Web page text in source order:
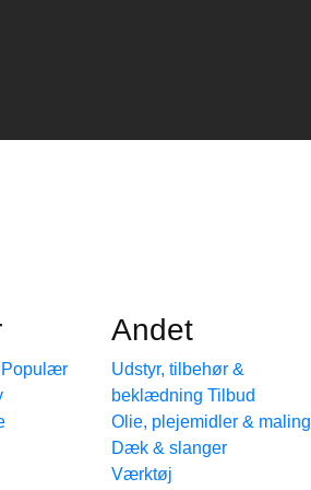
Andet
Udstyr, tilbehør &
beklædning
Olie, plejemidler & maling
Dæk & slanger
Værktøj